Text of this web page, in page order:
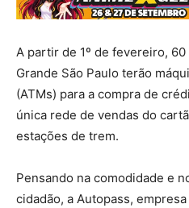
A partir de 1º de fevereiro,
Grande São Paulo terão
(ATMs) para a compra de
única rede de vendas do
estações de trem.
Pensando na comodidade e
cidadão, a Autopass,